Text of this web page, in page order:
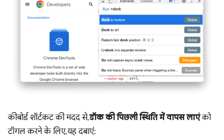
कीबोर्ड शॉर्टकट की मदद से,डॉक की पिछली स्थिति में वापस लाएंको
टॉगल करने के लिए, यह दबाएं: